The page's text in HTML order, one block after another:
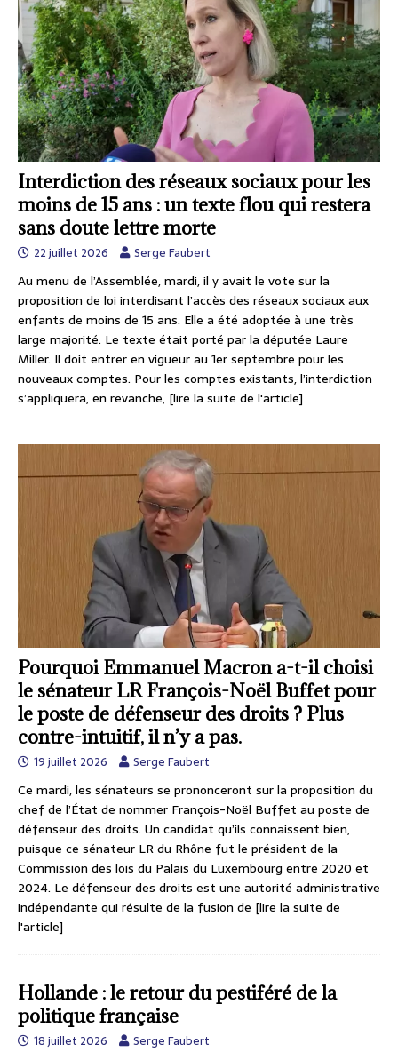
Interdiction des réseaux sociaux pour les
moins de 15 ans : un texte flou qui restera
sans doute lettre morte
22 juillet 2026 Serge Faubert
Au menu de l’Assemblée, mardi, il y avait le vote sur la
proposition de loi interdisant l’accès des réseaux sociaux aux
enfants de moins de 15 ans. Elle a été adoptée à une très
large majorité. Le texte était porté par la députée Laure
Miller. Il doit entrer en vigueur au 1er septembre pour les
nouveaux comptes. Pour les comptes existants, l’interdiction
s’appliquera, en revanche, [lire la suite de l'article]
Pourquoi Emmanuel Macron a-t-il choisi
le sénateur LR François-Noël Buffet pour
le poste de défenseur des droits ? Plus
contre-intuitif, il n’y a pas.
19 juillet 2026 Serge Faubert
Ce mardi, les sénateurs se prononceront sur la proposition du
chef de l’État de nommer François-Noël Buffet au poste de
défenseur des droits. Un candidat qu’ils connaissent bien,
puisque ce sénateur LR du Rhône fut le président de la
Commission des lois du Palais du Luxembourg entre 2020 et
2024. Le défenseur des droits est une autorité administrative
indépendante qui résulte de la fusion de [lire la suite de
l'article]
Hollande : le retour du pestiféré de la
politique française
18 juillet 2026 Serge Faubert